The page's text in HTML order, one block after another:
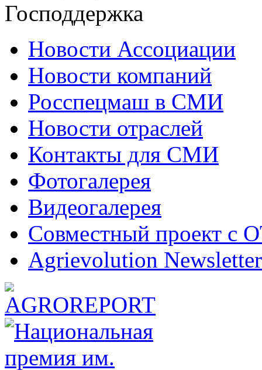
Господдержка
Новости Ассоциации
Новости компаний
Росспецмаш в СМИ
Новости отраслей
Контакты для СМИ
Фотогалерея
Видеогалерея
Совместный проект с
Agrievolution Newsletter